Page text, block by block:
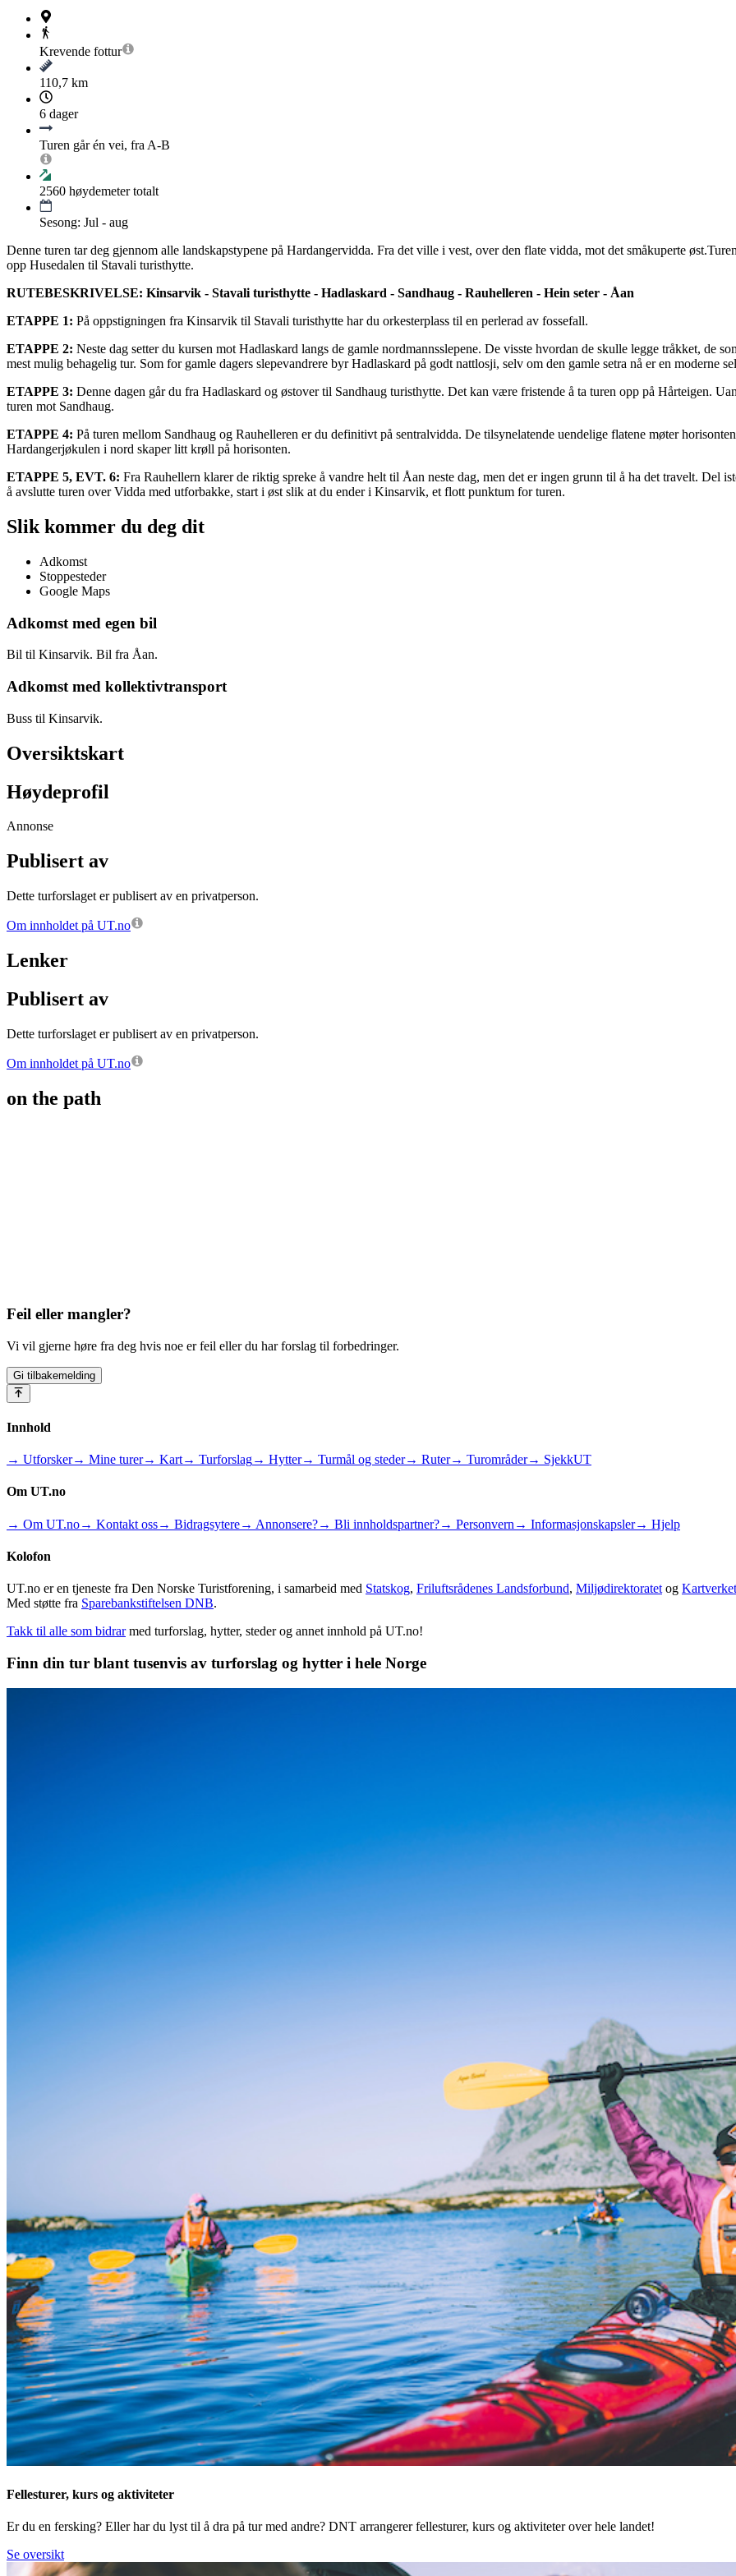
Krevende fottur
110,7 km
6 dager
Turen går én vei, fra A-B
2560 høydemeter totalt
Sesong: Jul - aug
Denne turen tar deg gjennom alle landskapstypene på Hardangervidda. Fra det ville i vest, over den flate vidda, mot det småkuperte
opp Husedalen til Stavali turisthytte.
RUTEBESKRIVELSE: Kinsarvik - Stavali turisthytte - Hadlaskard - Sandhaug - Rauhelleren - Hein seter - Åan
ETAPPE 1: På oppstigningen fra Kinsarvik til Stavali turisthytte har du orkesterplass til en perlerad av fossefall.
ETAPPE 2: Neste dag setter du kursen mot Hadlaskard langs de gamle nordmannsslepene. De visste hvordan de skulle legge tråkket, de
mest mulig behagelig tur. Som for gamle dagers slepevandrere byr Hadlaskard på godt nattlosji, selv om den gamle setra nå er en moderne
ETAPPE 3: Denne dagen går du fra Hadlaskard og østover til Sandhaug turisthytte. Det kan være fristende å ta turen opp på Hårteigen.
turen mot Sandhaug.
ETAPPE 4: På turen mellom Sandhaug og Rauhelleren er du definitivt på sentralvidda. De tilsynelatende uendelige flatene møter
Hardangerjøkulen i nord skaper litt krøll på horisonten.
ETAPPE 5, EVT. 6: Fra Rauhellern klarer de riktig spreke å vandre helt til Åan neste dag, men det er ingen grunn til å ha det travelt. Del
å avslutte turen over Vidda med utforbakke, start i øst slik at du ender i Kinsarvik, et flott punktum for turen.
Slik kommer du deg dit
Adkomst
Stoppesteder
Google Maps
Adkomst med egen bil
Bil til Kinsarvik. Bil fra Åan.
Adkomst med kollektivtransport
Buss til Kinsarvik.
Oversiktskart
Høydeprofil
Annonse
Publisert av
Dette turforslaget er publisert av en privatperson.
Om innholdet på UT.no
Lenker
Publisert av
Dette turforslaget er publisert av en privatperson.
Om innholdet på UT.no
on the path
Feil eller mangler?
Vi vil gjerne høre fra deg hvis noe er feil eller du har forslag til forbedringer.
Gi tilbakemelding
Innhold
→ Utforsker→ Mine turer→ Kart→ Turforslag→ Hytter→ Turmål og steder→ Ruter→ Turområder→ SjekkUT
Om UT.no
→ Om UT.no→ Kontakt oss→ Bidragsytere→ Annonsere?→ Bli innholdspartner?→ Personvern → Informasjonskapsler→ Hjelp
Kolofon
UT.no er en tjeneste fra Den Norske Turistforening, i samarbeid med Statskog, Friluftsrådenes Landsforbund, Miljødirektoratet og Kartverket
Med støtte fra Sparebankstiftelsen DNB.
Takk til alle som bidrar med turforslag, hytter, steder og annet innhold på UT.no!
Finn din tur blant tusenvis av turforslag og hytter i hele Norge
Fellesturer, kurs og aktiviteter
Er du en fersking? Eller har du lyst til å dra på tur med andre? DNT arrangerer fellesturer, kurs og aktiviteter over hele landet!
Se oversikt